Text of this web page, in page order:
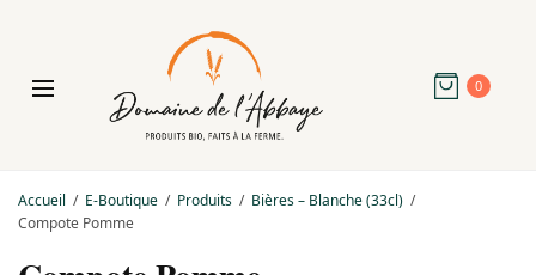
0
Accueil E-Boutique Produits
Bières – Blanche (33cl)
Compote Pomme